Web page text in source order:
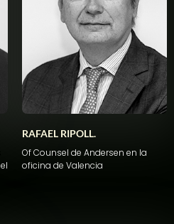
el
RAFAEL RIPOLL.
Of Counsel de Andersen en la
oficina de Valencia